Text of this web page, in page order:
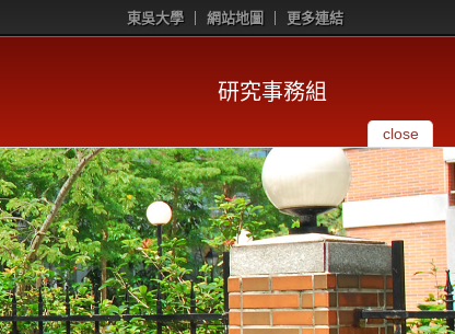
東吳大學 網站地圖 更多連結
研究事務組
close